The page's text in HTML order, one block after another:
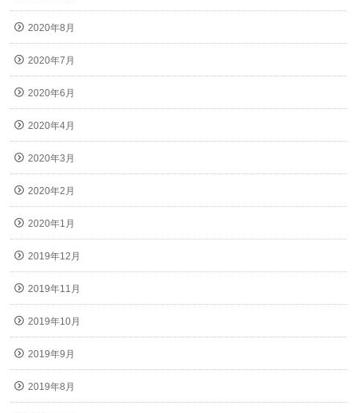
2020年8月
2020年7月
2020年6月
2020年4月
2020年3月
2020年2月
2020年1月
2019年12月
2019年11月
2019年10月
2019年9月
2019年8月